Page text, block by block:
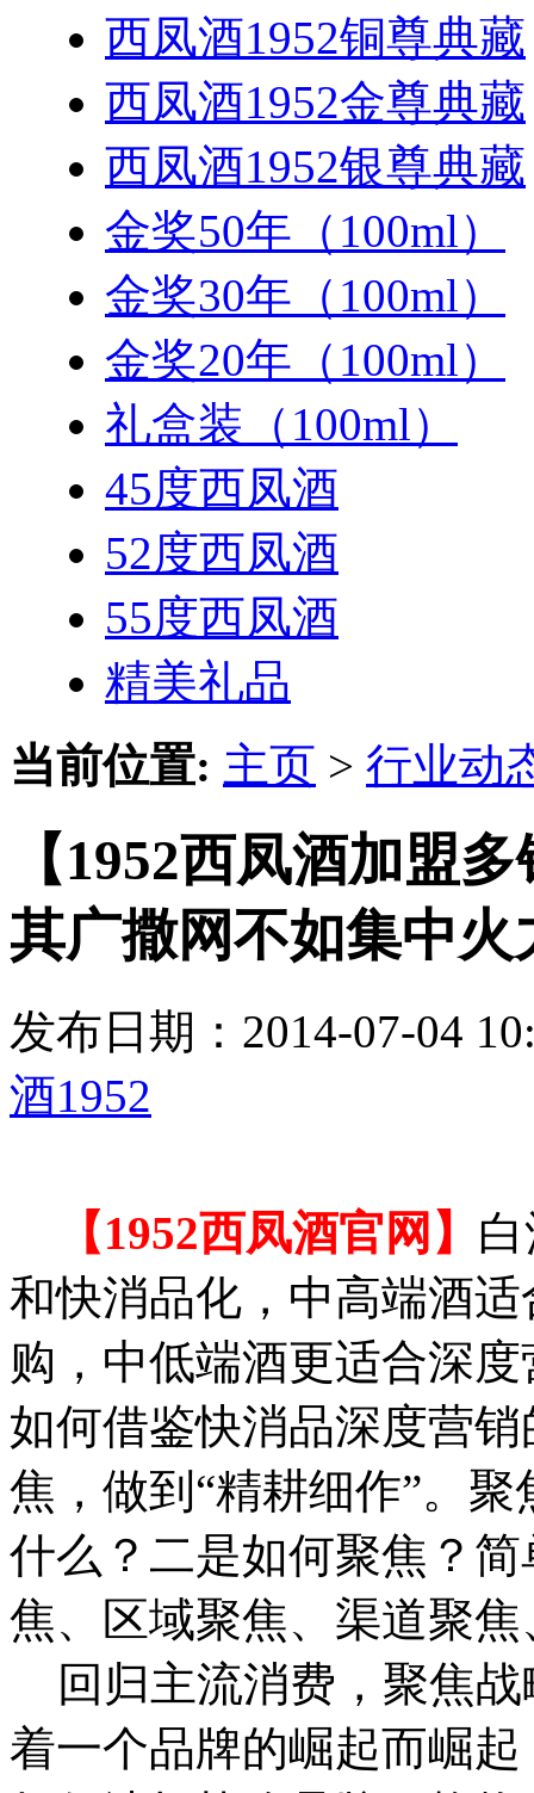
西凤酒1952铜尊典藏
西凤酒1952金尊典藏
西凤酒1952银尊典藏
金奖50年（100ml）
金奖30年（100ml）
金奖20年（100ml）
礼盒装（100ml）
45度西凤酒
52度西凤酒
55度西凤酒
精美礼品
当前位置: 主页 > 行业动
【1952西凤酒加盟
其广撒网不如集中火
发布日期：2014-07-04
酒1952
【1952西凤酒官网】
和快消品化，中高端酒
购，中低端酒更适合深
如何借鉴快消品深度营
焦，做到“精耕细作”。 聚
什么？二是如何聚焦？
焦、区域聚焦、渠道聚
回归主流消费，聚焦战
着一个品牌的崛起而崛